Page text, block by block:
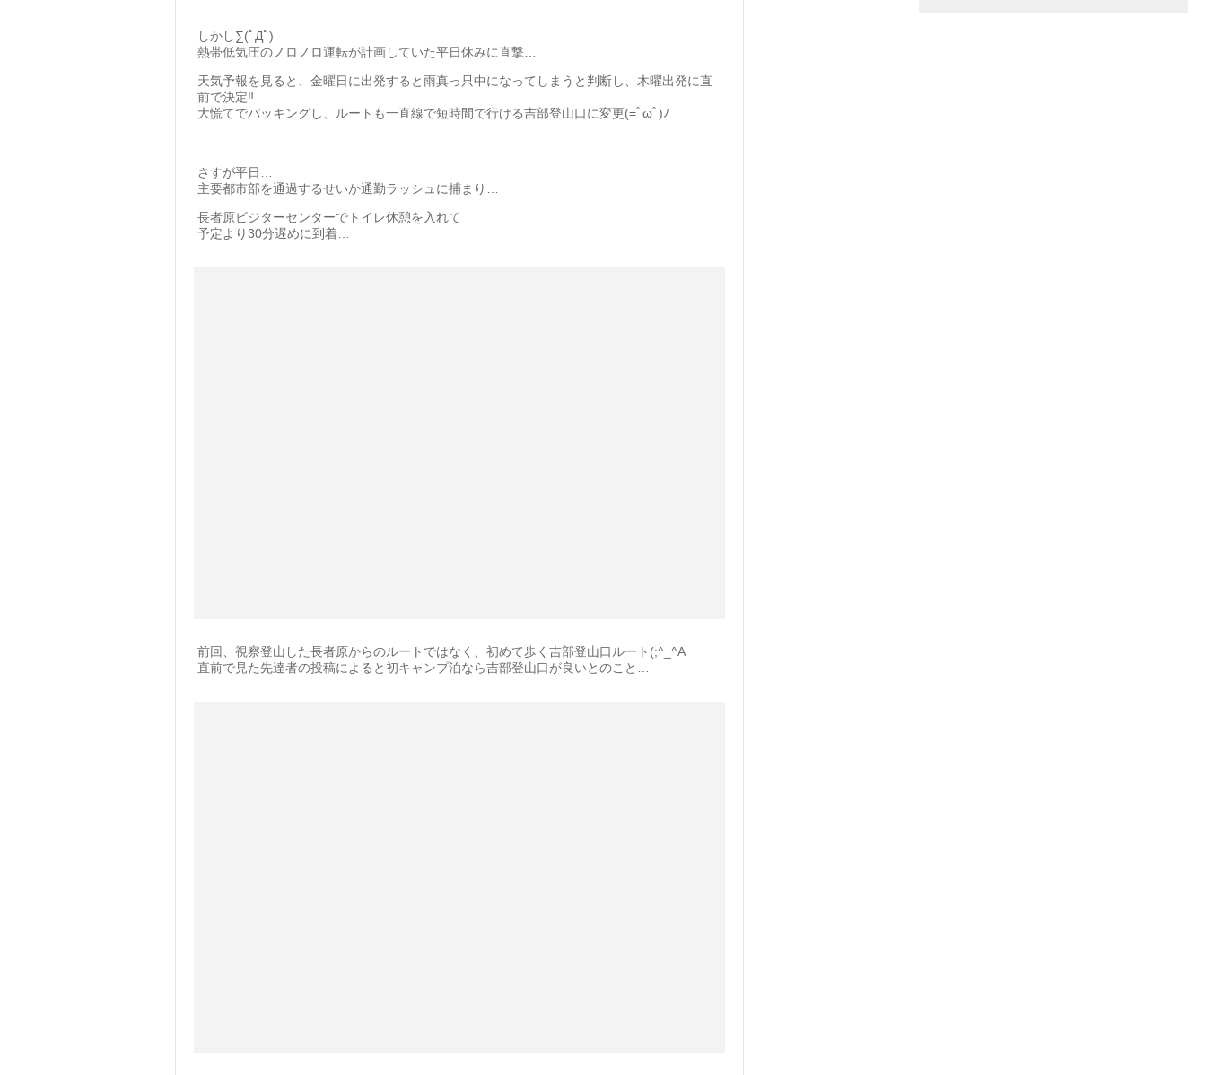
しかし∑(ﾟДﾟ)
熱帯低気圧のノロノロ運転が計画していた平日休みに直撃…
天気予報を見ると、金曜日に出発すると雨真っ只中になってしまうと判断し、木曜出発に直
前で決定‼️
大慌てでパッキングし、ルートも一直線で短時間で行ける吉部登山口に変更(=ﾟωﾟ)ﾉ
さすが平日…
主要都市部を通過するせいか通勤ラッシュに捕まり…
長者原ビジターセンターでトイレ休憩を入れて
予定より30分遅めに到着…
前回、視察登山した長者原からのルートではなく、初めて歩く吉部登山口ルート(;^_^A
直前で見た先達者の投稿によると初キャンプ泊なら吉部登山口が良いとのこと…